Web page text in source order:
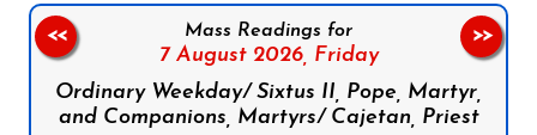
Mass Readings for
7 August 2026, Friday
Ordinary Weekday/ Sixtus II, Pope, Martyr,
and Companions, Martyrs/ Cajetan, Priest
<< >>